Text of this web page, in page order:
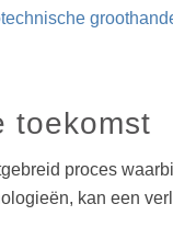
toekomst
proces
kan een